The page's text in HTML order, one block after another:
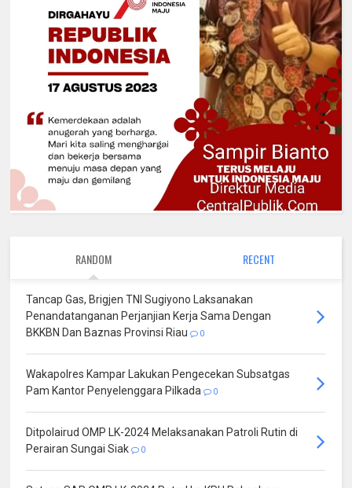
RANDOM RECENT
Tancap Gas, Brigjen TNI Sugiyono Laksanakan
Penandatanganan Perjanjian Kerja Sama Dengan
BKKBN Dan Baznas Provinsi Riau
0
Wakapolres Kampar Lakukan Pengecekan Subsatgas
Pam Kantor Penyelenggara Pilkada
0
Ditpolairud OMP LK-2024 Melaksanakan Patroli Rutin di
Perairan Sungai Siak
0